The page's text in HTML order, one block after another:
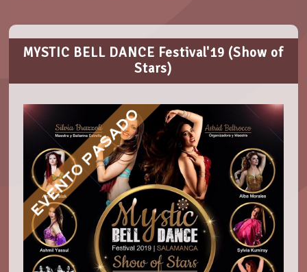
MYSTIC BELL DANCE Festival'19 (Show of
Stars)